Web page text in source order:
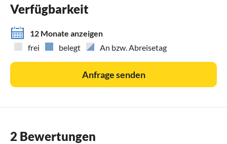
Verfügbarkeit
12 Monate anzeigen
frei
belegt An bzw. Abreisetag
Anfrage senden
2 Bewertungen